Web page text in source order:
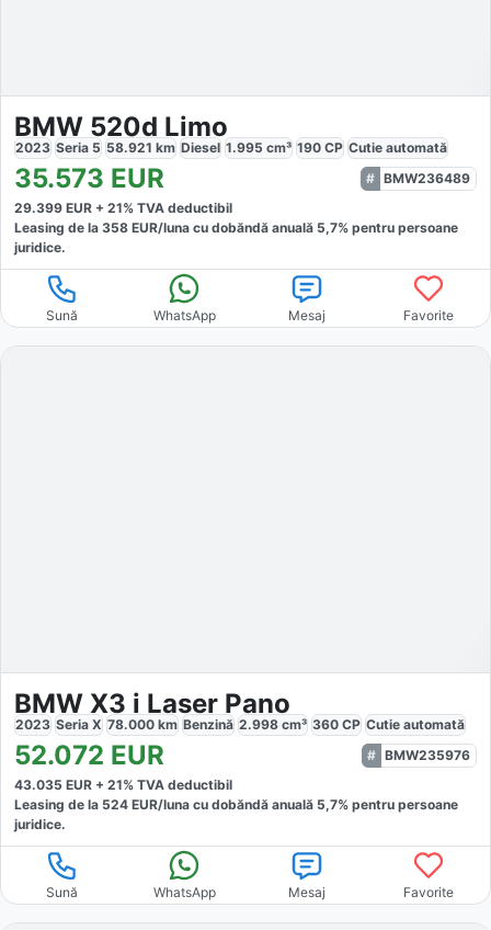
BMW 520d Limo
2023 Seria 5 58.921 km Diesel 1.995 cm³ 190 CP Cutie automată
35.573 EUR
BMW236489
29.399 EUR + 21% TVA deductibil
Leasing de la 358 EUR/luna cu dobăndă anuală 5,7% pentru persoane
juridice.
Sună WhatsApp Mesaj Favorite
BMW X3 i Laser Pano
2023 Seria X 78.000 km Benzină 2.998 cm³ 360 CP Cutie automată
52.072 EUR
BMW235976
43.035 EUR + 21% TVA deductibil
Leasing de la 524 EUR/luna cu dobăndă anuală 5,7% pentru persoane
juridice.
Sună WhatsApp Mesaj Favorite